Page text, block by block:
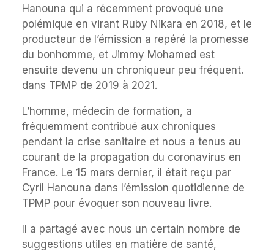
Hanouna qui a récemment provoqué une
polémique en virant Ruby Nikara en 2018, et le
producteur de l’émission a repéré la promesse
du bonhomme, et Jimmy Mohamed est
ensuite devenu un chroniqueur peu fréquent.
dans TPMP de 2019 à 2021.
L’homme, médecin de formation, a
fréquemment contribué aux chroniques
pendant la crise sanitaire et nous a tenus au
courant de la propagation du coronavirus en
France. Le 15 mars dernier, il était reçu par
Cyril Hanouna dans l’émission quotidienne de
TPMP pour évoquer son nouveau livre.
Il a partagé avec nous un certain nombre de
suggestions utiles en matière de santé,